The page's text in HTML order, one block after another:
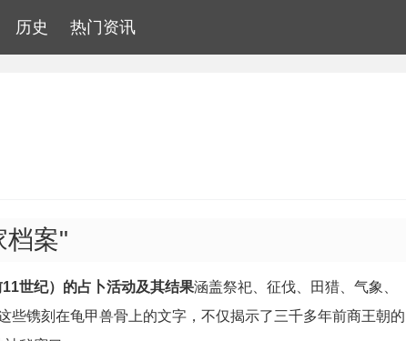
历史 热门资讯
档案"
世纪）的占卜活动及其结果涵盖祭祀、征伐、田猎、气象、
些镌刻在龟甲兽骨上的文字，不仅揭示了三千多年前商王朝的